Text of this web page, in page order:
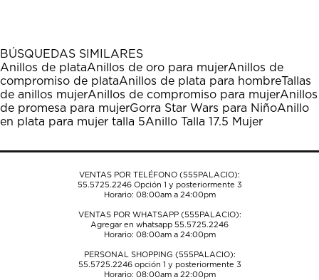
1
estrella
Esta
acción
abrirá
el
formulario
envío.
estrellas.
Esta
acción
abrirá
el
formulario
envío.
estrellas.
Esta
acción
abrirá
el
formulario
envío.
estrellas.
Esta
acción
abrirá
el
formulario
envío.
estrellas.
Esta
acción
abrirá
el
formulario
envío.
BÚSQUEDAS SIMILARES
Anillos de plataAnillos de oro para mujerAnillos de
compromiso de plataAnillos de plata para hombreTallas
de anillos mujerAnillos de compromiso para mujerAnillos
de promesa para mujerGorra Star Wars para NiñoAnillo
en plata para mujer talla 5Anillo Talla 17.5 Mujer
VENTAS POR TELÉFONO (555PALACIO):
55.5725.2246Opción 1 y posteriormente 3
Horario: 08:00am a 24:00pm
VENTAS POR WHATSAPP (555PALACIO):
Agregar en whatsapp 55.5725.2246
Horario: 08:00am a 24:00pm
PERSONAL SHOPPING (555PALACIO):
55.5725.2246opción 1 y posteriormente 3
Horario: 08:00am a 22:00pm